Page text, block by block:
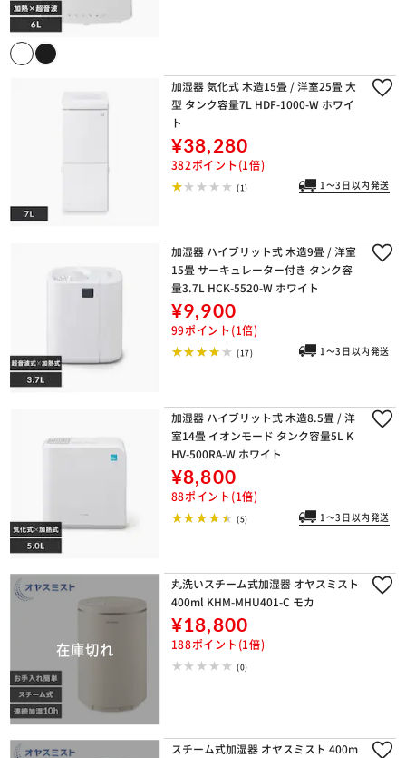
加湿器 気化式 木造15畳 / 洋室25畳 大
型 タンク容量7L HDF-1000-W ホワイ
ト
¥38,280
382ポイント(1倍)
(1) 1～3日以内発送
加湿器 ハイブリット式 木造9畳 / 洋室
15畳 サーキュレーター付き タンク容
量3.7L HCK-5520-W ホワイト
¥9,900
99ポイント(1倍)
(17) 1～3日以内発送
加湿器 ハイブリット式 木造8.5畳 / 洋
室14畳 イオンモード タンク容量5L K
HV-500RA-W ホワイト
¥8,800
88ポイント(1倍)
(5) 1～3日以内発送
丸洗いスチーム式加湿器 オヤスミスト
400ml KHM-MHU401-C モカ
¥18,800
188ポイント(1倍)
(0)
スチーム式加湿器 オヤスミスト 400m